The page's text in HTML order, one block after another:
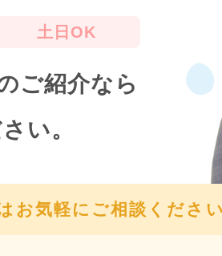
土日OK
ご紹介なら
い。
お気軽にご相談ください